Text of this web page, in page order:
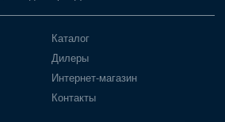
Каталог
Дилеры
Интернет-магазин
Контакты